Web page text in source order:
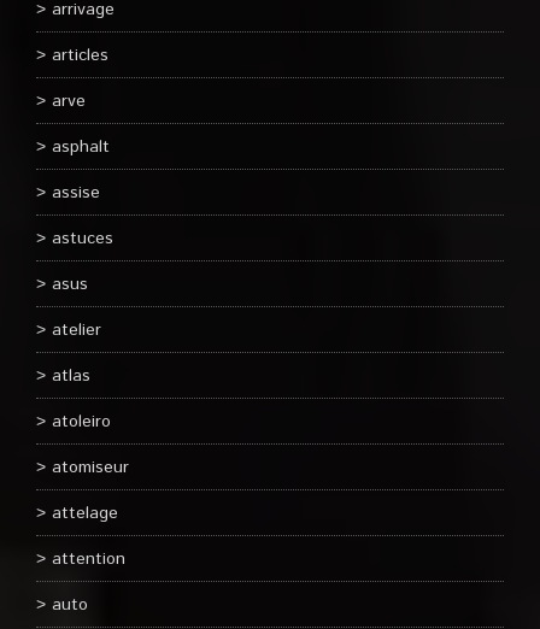
arrivage
articles
arve
asphalt
assise
astuces
asus
atelier
atlas
atoleiro
atomiseur
attelage
attention
auto